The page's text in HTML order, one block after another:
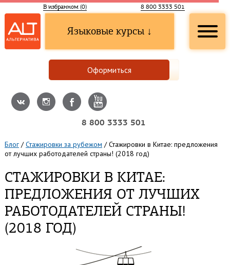
В избранном (0) 8 800 3333 501
Языковые курсы ↓
Оформиться
8 800 3333 501
Блог /Стажировки за рубежом /Стажировки в Китае: предложения
от лучших работодателей страны! (2018 год)
СТАЖИРОВКИ В КИТАЕ:
ПРЕДЛОЖЕНИЯ ОТ ЛУЧШИХ
РАБОТОДАТЕЛЕЙ СТРАНЫ!
(2018 ГОД)